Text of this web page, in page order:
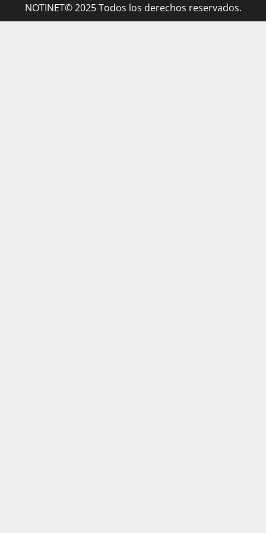
NOTINET© 2025 Todos los derechos reservados.